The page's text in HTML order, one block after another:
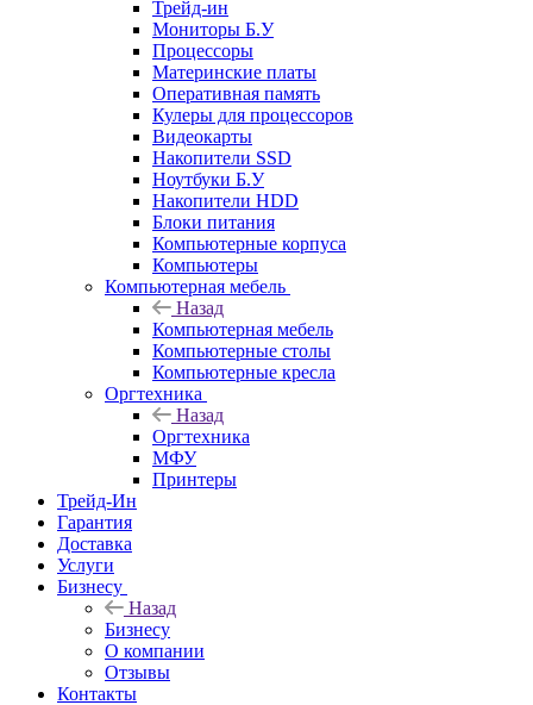
Трейд-ин
Мониторы Б.У
Процессоры
Материнские платы
Оперативная память
Кулеры для процессоров
Видеокарты
Накопители SSD
Ноутбуки Б.У
Накопители HDD
Блоки питания
Компьютерные корпуса
Компьютеры
Компьютерная мебель
Назад
Компьютерная мебель
Компьютерные столы
Компьютерные кресла
Оргтехника
Назад
Оргтехника
МФУ
Принтеры
Трейд-Ин
Гарантия
Доставка
Услуги
Бизнесу
Назад
Бизнесу
О компании
Отзывы
Контакты